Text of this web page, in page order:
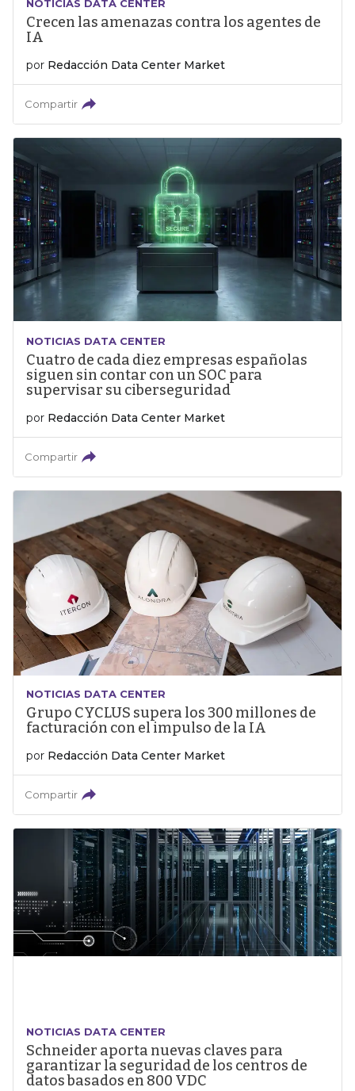
NOTICIAS DATA CENTER
Crecen las amenazas contra los agentes de
IA
por Redacción Data Center Market
Compartir
NOTICIAS DATA CENTER
Cuatro de cada diez empresas españolas
siguen sin contar con un SOC para
supervisar su ciberseguridad
por Redacción Data Center Market
Compartir
NOTICIAS DATA CENTER
Grupo CYCLUS supera los 300 millones de
facturación con el impulso de la IA
por Redacción Data Center Market
Compartir
NOTICIAS DATA CENTER
Schneider aporta nuevas claves para
garantizar la seguridad de los centros de
datos basados en 800 VDC